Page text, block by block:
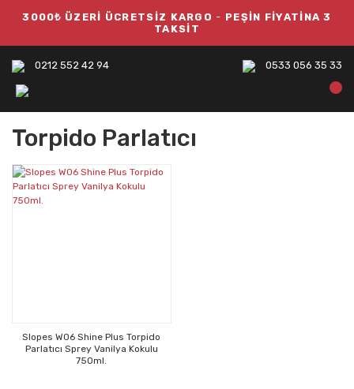
3000₺ ÜZERİ ÜCRETSİZ KARGO - PEŞİN FİYATİNA 3
TAKSİT
0212 552 42 94 0533 056 35 33
Torpido Parlatıcı
Slopes W06 Shine Plus Torpido
Parlatıcı Sprey Vanilya Kokulu
750ml.